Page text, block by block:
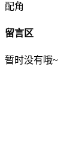
配角
留言区
暂时没有哦~